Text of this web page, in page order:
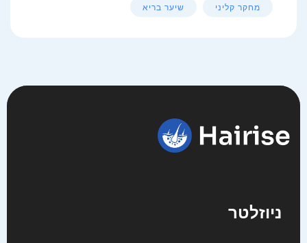
מחקר קליני שיער בריא
ניוזלטר